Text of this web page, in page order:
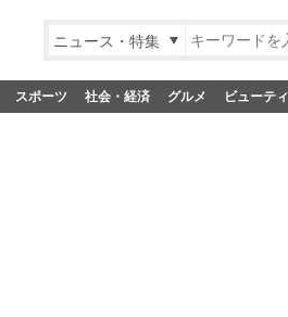
ニュース・特集
スポーツ 社会・経済 グルメ ビューティ